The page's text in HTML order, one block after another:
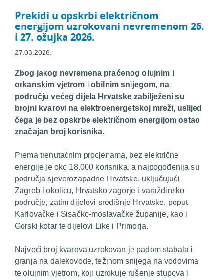
Prekidi u opskrbi električnom
energijom uzrokovani nevremenom 26.
i 27. ožujka 2026.
27.03.2026.
Zbog jakog nevremena praćenog olujnim i
orkanskim vjetrom i obilnim snijegom, na
području većeg dijela Hrvatske zabilježeni su
brojni kvarovi na elektroenergetskoj mreži, uslijed
čega je bez opskrbe električnom energijom ostao
značajan broj korisnika.
Prema trenutačnim procjenama, bez električne
energije je oko 18.000 korisnika, a najpogođenija su
područja sjeverozapadne Hrvatske, uključujući
Zagreb i okolicu, Hrvatsko zagorje i varaždinsko
područje, zatim dijelovi središnje Hrvatske, poput
Karlovačke i Sisačko-moslavačke županije, kao i
Gorski kotar te dijelovi Like i Primorja.
Najveći broj kvarova uzrokovan je padom stabala i
granja na dalekovode, težinom snijega na vodovima
te olujnim vjetrom, koji uzrokuje rušenje stupova i